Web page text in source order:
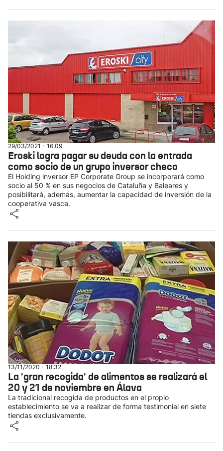
29/03/2021 - 16:09
Eroski logra pagar su deuda con la entrada
como socio de un grupo inversor checo
El Holding inversor EP Corporate Group se incorporará como
socio al 50 % en sus negocios de Cataluña y Baleares y
posibilitará, además, aumentar la capacidad de inversión de la
cooperativa vasca.
13/11/2020 - 18:32
La 'gran recogida' de alimentos se realizará el
20 y 21 de noviembre en Álava
La tradicional recogida de productos en el propio
establecimiento se va a realizar de forma testimonial en siete
tiendas exclusivamente.